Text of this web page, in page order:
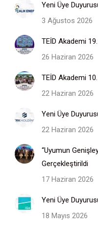
Yeni Üye
3 Ağustos 2026
TEİD Akademi
26 Haziran 2026
TEİD Akademi
22 Haziran 2026
Yeni Üye
22 Haziran 2026
“Uyumun
Gerçekleştirildi
17 Haziran 2026
Yeni Üye
18 Mayıs 2026